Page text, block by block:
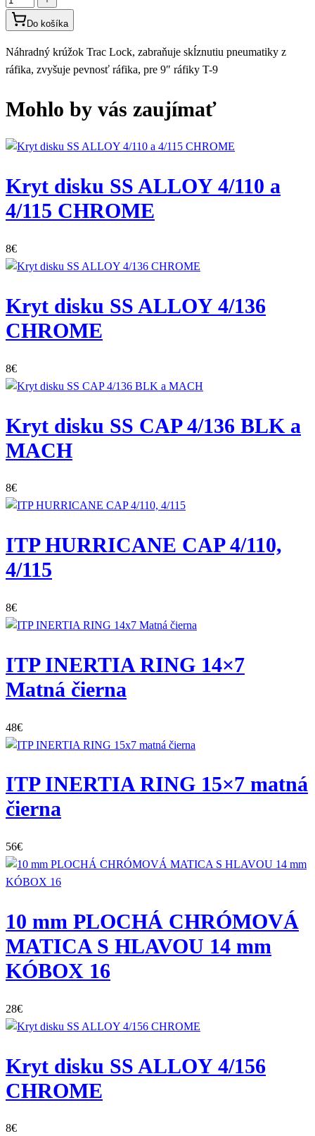
Do košíka
Náhradný krúžok Trac Lock, zabraňuje skĺznutiu pneumatiky z
ráfika, zvyšuje pevnosť ráfika, pre 9″ ráfiky T-9
Mohlo by vás zaujímať
Kryt disku SS ALLOY 4/110 a
4/115 CHROME
8€
Kryt disku SS ALLOY 4/136
CHROME
8€
Kryt disku SS CAP 4/136 BLK a
MACH
8€
ITP HURRICANE CAP 4/110,
4/115
8€
ITP INERTIA RING 14×7
Matná čierna
48€
ITP INERTIA RING 15×7 matná
čierna
56€
10 mm PLOCHÁ CHRÓMOVÁ
MATICA S HLAVOU 14 mm
KÓBOX 16
28€
Kryt disku SS ALLOY 4/156
CHROME
8€